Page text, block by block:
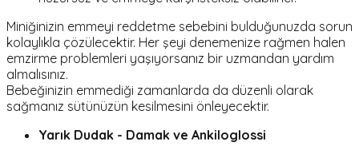
Miniğinizin emmeyi reddetme sebebini bulduğunuzda sorun
kolaylıkla çözülecektir. Her şeyi denemenize rağmen halen
emzirme problemleri yaşıyorsanız bir uzmandan yardım
almalısınız.
Bebeğinizin emmediği zamanlarda da düzenli olarak
sağmanız sütünüzün kesilmesini önleyecektir.
Yarık Dudak - Damak ve Ankiloglossi